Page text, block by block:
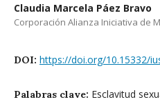
Claudia Marcela Páez Bravo
Corporación Alianza Iniciativa de
DOI: https://doi.org/10.15332/
Palabras clave: Esclavitud